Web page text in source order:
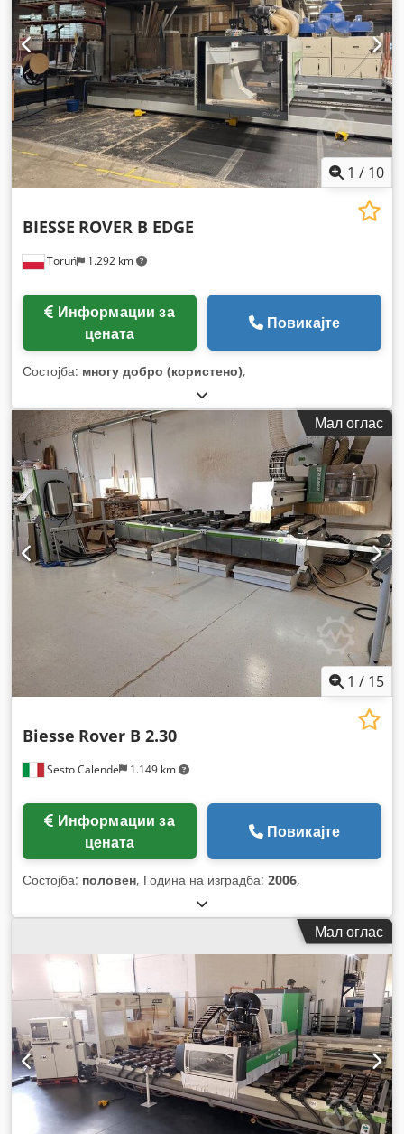
1 / 10
Toruń 1.292 km
BIESSE ROVER B EDGE
цената
Повикајте
Состојба: многу добро (користено),
Мал оглас
1 / 15
Sesto Calende 1.149 km
Biesse Rover B 2.30
цената
Повикајте
Состојба: половен, Година на изградба: 2006,
Мал оглас